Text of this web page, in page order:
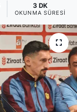
3 DK
OKUNMA SÜRESI